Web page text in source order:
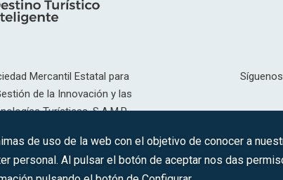
Mercantil Estatal para
de la Innovación y las
Turísticas, S.A.M.P.
en el R.M. de Madrid, T,
Se. 8, F. 129, H. 201.307.
de uso de la web con el objetivo de conocer a
personal. Al pulsar el botón de aceptar nos das